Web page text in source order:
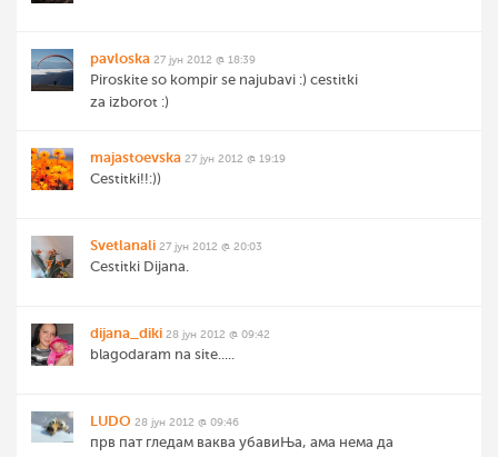
pavloska 27 јун 2012 @ 18:39
Piroskite so kompir se najubavi :) cestitki
za izborot :)
majastoevska 27 јун 2012 @ 19:19
Cestitki!!:))
Svetlanali 27 јун 2012 @ 20:03
Cestitki Dijana.
dijana_diki 28 јун 2012 @ 09:42
blagodaram na site.....
LUDO 28 јун 2012 @ 09:46
прв пат гледам ваква убавиЊа, ама нема да